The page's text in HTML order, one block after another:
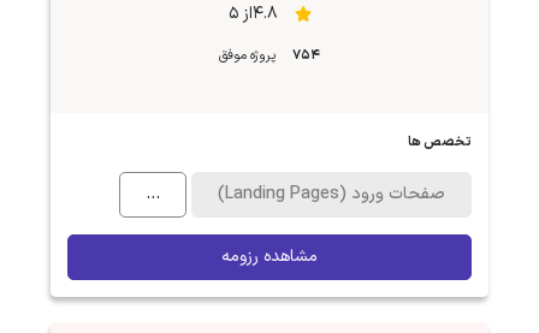
4.8از 5
754 پروژه موفق
تخصص ها
صفحات ورود (Landing Pages) ...
مشاهده رزومه